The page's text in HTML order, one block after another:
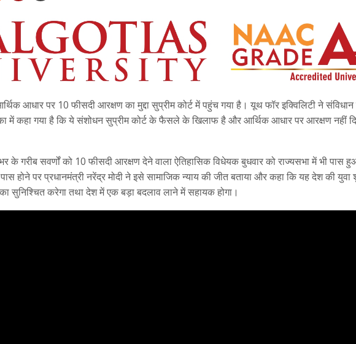
आधार पर 10 फीसदी आरक्षण का मुद्दा सुप्रीम कोर्ट में पहुंच गया है। यूथ फॉर इक्विलिटी ने
में कहा गया है कि ये संशोधन सुप्रीम कोर्ट के फैसले के खिलाफ है और आर्थिक आधार पर आरक्षण नहीं
के गरीब सवर्णों को 10 फीसदी आरक्षण देने वाला ऐतिहासिक विधेयक बुधवार को राज्यसभा में भी पास
होने पर प्रधानमंत्री नरेंद्र मोदी ने इसे सामाजिक न्याय की जीत बताया और कहा कि यह देश की युवा
सुनिश्चित करेगा तथा देश में एक बड़ा बदलाव लाने में सहायक होगा।